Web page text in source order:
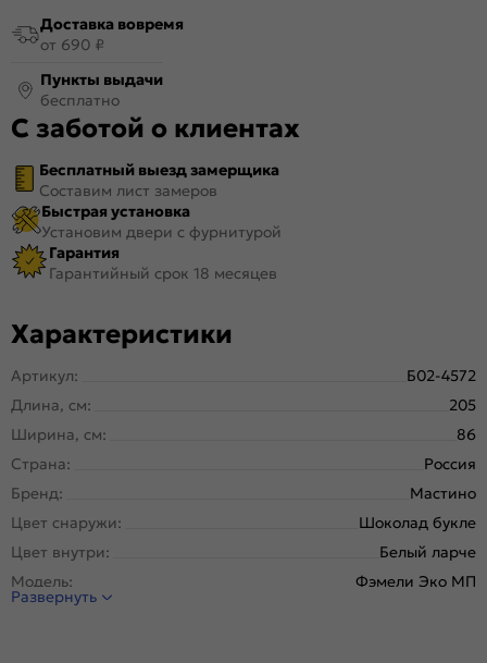
Доставка вовремя
от 690 ₽
Пункты выдачи
бесплатно
С заботой о клиентах
Бесплатный выезд замерщика
Составим лист замеров
Быстрая установка
Установим двери с фурнитурой
Гарантия
Гарантийный срок 18 месяцев
Характеристики
Артикул:
Б02-4572
Длина, см:
205
Ширина, см:
86
Страна:
Россия
Бренд:
Мастино
Цвет снаружи:
Шоколад букле
Цвет внутри:
Белый ларче
Модель:
Фэмели Эко МП
Открывание:
Развернуть